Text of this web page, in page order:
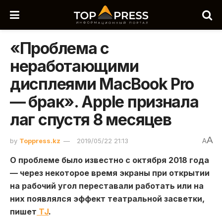
«Проблема с
неработающими
дисплеями MacBook Pro
— брак». Apple признала
лаг спустя 8 месяцев
by Toppress.kz 2019/05/22 21:13 AA
О проблеме было известно с октября 2018 года
— через некоторое время экраны при открытии
на рабочий угол переставали работать или на
них появлялся эффект театральной засветки,
пишет TJ.